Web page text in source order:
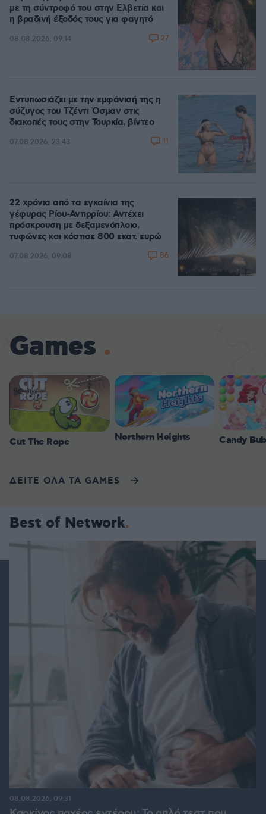
με τη σύντροφό του στην Ελβετία και
η βραδινή έξοδός τους για φαγητό
08.08.2026, 09:14 27
Εντυπωσιάζει με την εμφάνισή της η
σύζυγος του Τζέντι Όσμαν στις
διακοπές τους στην Τουρκία, βίντεο
07.08.2026, 23:43 11
22 χρόνια από τα εγκαίνια της
γέφυρας Ρίου-Αντιρρίου: Αντέχει
πρόσκρουση με δεξαμενόπλοιο,
τυφώνες και κόστισε 800 εκατ. ευρώ
07.08.2026, 09:08 86
Games
Cut The Rope Northern Heights Candy
ΔΕΙΤΕ ΟΛΑ ΤΑ GAMES
Best of Network
08.08.2026, 09:31